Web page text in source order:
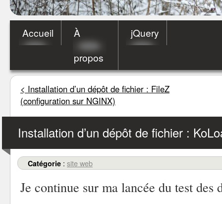
Accueil
À
propos
jQuery
< Installation d’un dépôt de fichier : FileZ
(configuration sur NGINX)
Installation d’un dépôt de fichier :
Catégorie : site web
Je continue sur ma lancée du test des